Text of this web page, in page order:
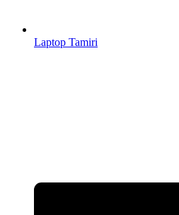
Laptop Tamiri